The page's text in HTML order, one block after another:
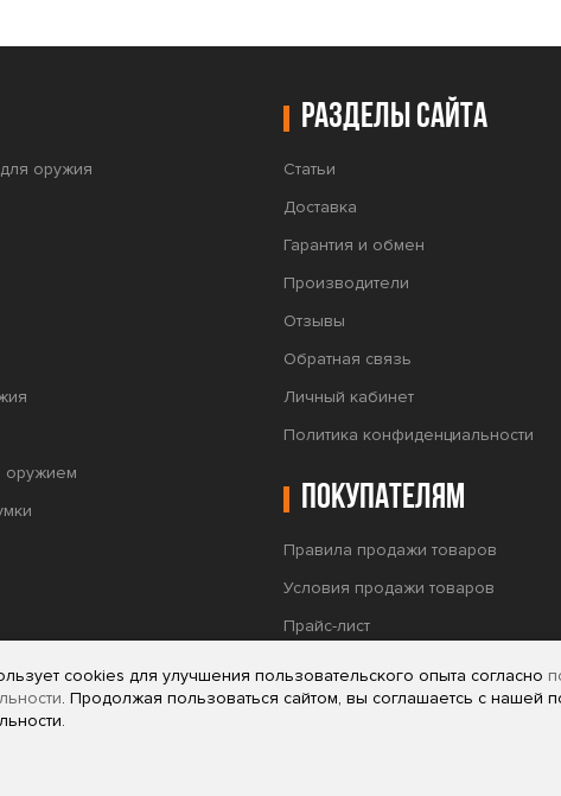
оружия
оружием
Разделы сайта
Статьи
Доставка
Гарантия и обмен
Производители
Отзывы
Обратная связь
Личный кабинет
Политика конфиденциальности
Покупателям
Правила продажи товаров
Условия продажи товаров
Прайс-лист
характер и не является офертой (публичной офертой) или
cookies для улучшения пользовательского опыта согласно
. Продолжая пользоваться сайтом, вы соглашаетсь с нашей